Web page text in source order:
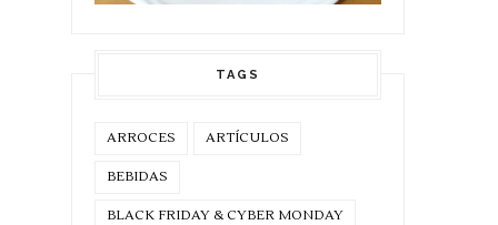
TAGS
ARROCES ARTÍCULOS
BEBIDAS
BLACK FRIDAY & CYBER MONDAY